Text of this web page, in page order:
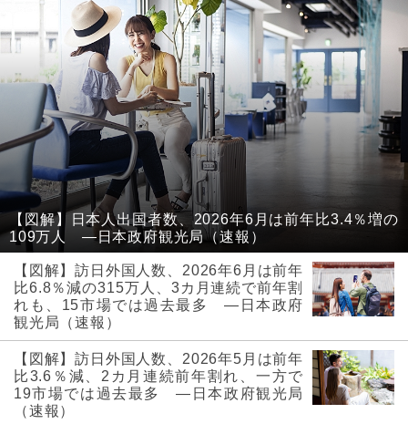
【図解】日本人出国者数、2026年6月は前年比3.4％増の
109万人 ―日本政府観光局（速報）
【図解】訪日外国人数、2026年6月は前年
比6.8％減の315万人、3カ月連続で前年割
れも、15市場では過去最多 ―日本政府
観光局（速報）
【図解】訪日外国人数、2026年5月は前年
比3.6％減、2カ月連続前年割れ、一方で
19市場では過去最多 ―日本政府観光局
（速報）